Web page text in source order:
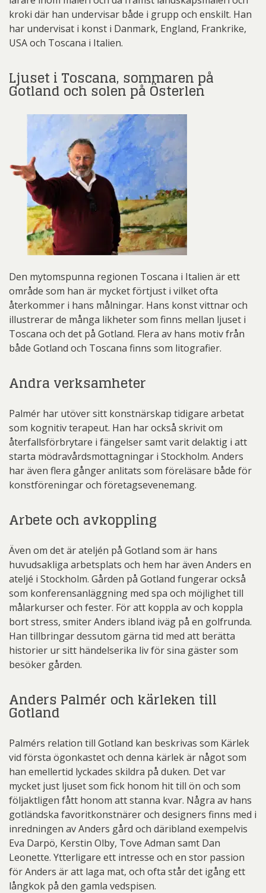
kroki där han undervisar både i grupp och enskilt. Han
har undervisat i konst i Danmark, England, Frankrike,
USA och Toscana i Italien.
Ljuset i Toscana, sommaren på
Gotland och solen på Österlen
Den mytomspunna regionen Toscana i Italien är ett
område som han är mycket förtjust i vilket ofta
återkommer i hans målningar. Hans konst vittnar och
illustrerar de många likheter som finns mellan ljuset i
Toscana och det på Gotland. Flera av hans motiv från
både Gotland och Toscana finns som litografier.
Andra verksamheter
Palmér har utöver sitt konstnärskap tidigare arbetat
som kognitiv terapeut. Han har också skrivit om
återfallsförbrytare i fängelser samt varit delaktig i att
starta mödravårdsmottagningar i Stockholm. Anders
har även flera gånger anlitats som föreläsare både för
konstföreningar och företagsevenemang.
Arbete och avkoppling
Även om det är ateljén på Gotland som är hans
huvudsakliga arbetsplats och hem har även Anders en
ateljé i Stockholm. Gården på Gotland fungerar också
som konferensanläggning med spa och möjlighet till
målarkurser och fester. För att koppla av och koppla
bort stress, smiter Anders ibland iväg på en golfrunda.
Han tillbringar dessutom gärna tid med att berätta
historier ur sitt händelserika liv för sina gäster som
besöker gården.
Anders Palmér och kärleken till
Gotland
Palmérs relation till Gotland kan beskrivas som Kärlek
vid första ögonkastet och denna kärlek är något som
han emellertid lyckades skildra på duken. Det var
mycket just ljuset som fick honom hit till ön och som
följaktligen fått honom att stanna kvar. Några av hans
gotländska favoritkonstnärer och designers finns med i
inredningen av Anders gård och däribland exempelvis
Eva Darpö, Kerstin Olby, Tove Adman samt Dan
Leonette. Ytterligare ett intresse och en stor passion
för Anders är att laga mat, och ofta står det igång ett
långkok på den gamla vedspisen.